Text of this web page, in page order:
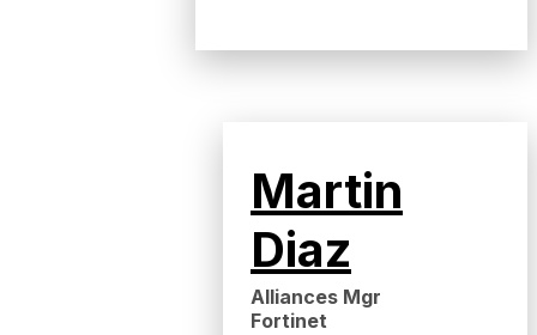
Martin
Diaz
Alliances Mgr
Fortinet